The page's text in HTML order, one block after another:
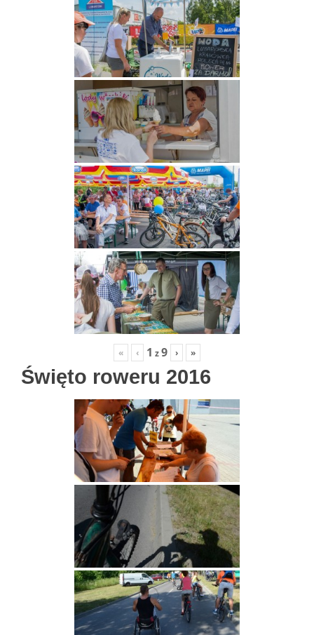
« ‹ 1 z9 › »
Święto roweru 2016